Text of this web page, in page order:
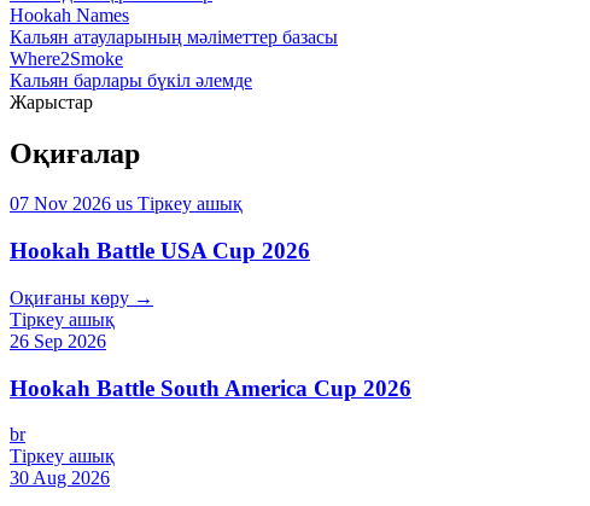
Hookah Names
Кальян атауларының мәліметтер базасы
Where2Smoke
Кальян барлары бүкіл әлемде
Жарыстар
Оқиғалар
07 Nov 2026 us Тіркеу ашық
Hookah Battle USA Cup 2026
Оқиғаны көру →
Тіркеу ашық
26 Sep 2026
Hookah Battle South America Cup 2026
br
Тіркеу ашық
30 Aug 2026